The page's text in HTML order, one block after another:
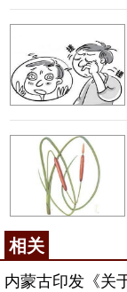
相关